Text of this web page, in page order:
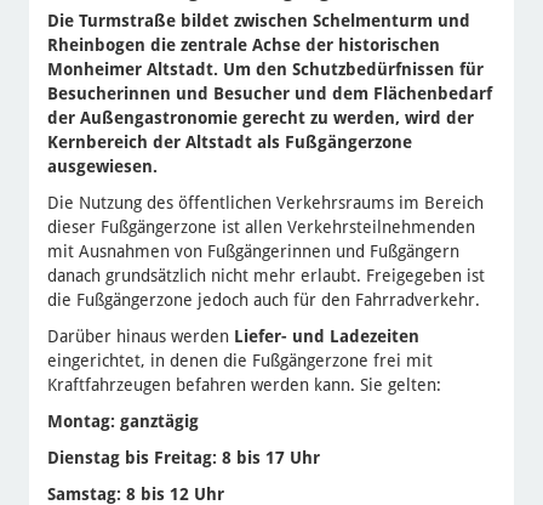
Die Turmstraße bildet zwischen Schelmenturm und
Rheinbogen die zentrale Achse der historischen
Monheimer Altstadt. Um den Schutzbedürfnissen für
Besucherinnen und Besucher und dem Flächenbedarf
der Außengastronomie gerecht zu werden, wird der
Kernbereich der Altstadt als Fußgängerzone
ausgewiesen.
Die Nutzung des öffentlichen Verkehrsraums im Bereich
dieser Fußgängerzone ist allen Verkehrsteilnehmenden
mit Ausnahmen von Fußgängerinnen und Fußgängern
danach grundsätzlich nicht mehr erlaubt. Freigegeben ist
die Fußgängerzone jedoch auch für den Fahrradverkehr.
Darüber hinaus werden Liefer- und Ladezeiten
eingerichtet, in denen die Fußgängerzone frei mit
Kraftfahrzeugen befahren werden kann. Sie gelten:
Montag: ganztägig
Dienstag bis Freitag: 8 bis 17 Uhr
Samstag: 8 bis 12 Uhr